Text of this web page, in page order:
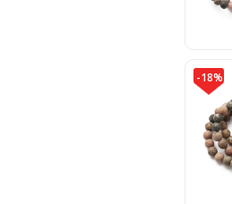
-18%